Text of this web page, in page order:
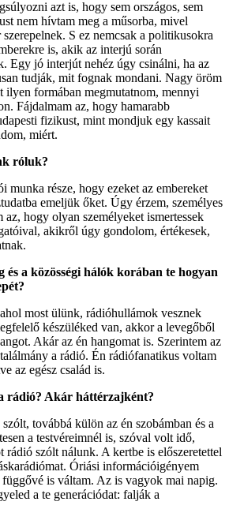
azt is, hogy sem országos, sem
nem hívtam meg a műsorba, mivel
S ez nemcsak a politikusokra
is, akik az interjú során
Egy jó interjút nehéz úgy csinálni, ha az
tudják, mit fognak mondani. Nagy öröm
ilyen formában megmutatnom, mennyi
Fájdalmam az, hogy hamarabb
fizikust, mint mondjuk egy kassait
miért.
róluk?
munka része, hogy ezeket az embereket
emeljük őket. Úgy érzem, személyes
az, hogy olyan személyeket ismertessek
akikről úgy gondolom, értékesek,
a közösségi hálók korában te hogyan
most ülünk, rádióhullámok vesznek
készüléked van, akkor a levegőből
Akár az én hangomat is. Szerintem az
a rádió. Én rádiófanatikus voltam
az egész család is.
rádió? Akár háttérzajként?
továbbá külön az én szobámban és a
a testvéreimnél is, szóval volt idő,
rádió szólt nálunk. A kertbe is előszeretettel
Óriási információigényem
is váltam. Az is vagyok mai napig.
a te generációdat: falják a